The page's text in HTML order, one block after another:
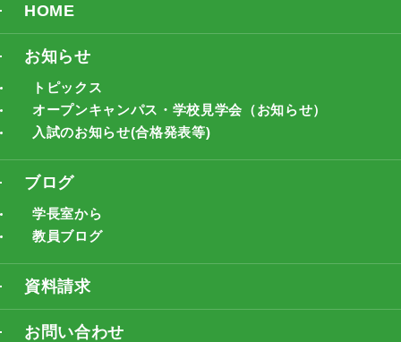
HOME
お知らせ
トピックス
オープンキャンパス・学校見学会（お知らせ）
入試のお知らせ(合格発表等)
ブログ
学長室から
教員ブログ
資料請求
お問い合わせ